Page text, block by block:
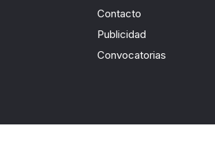
Contacto
Publicidad
Convocatorias